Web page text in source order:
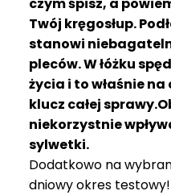
Twój kręgosłup.
stanowi
pleców. W łóżku
życia i to właśnie
klucz całej
niekorzystnie
sylwetki.
Dodatkowo na
dniowy okres testowy!